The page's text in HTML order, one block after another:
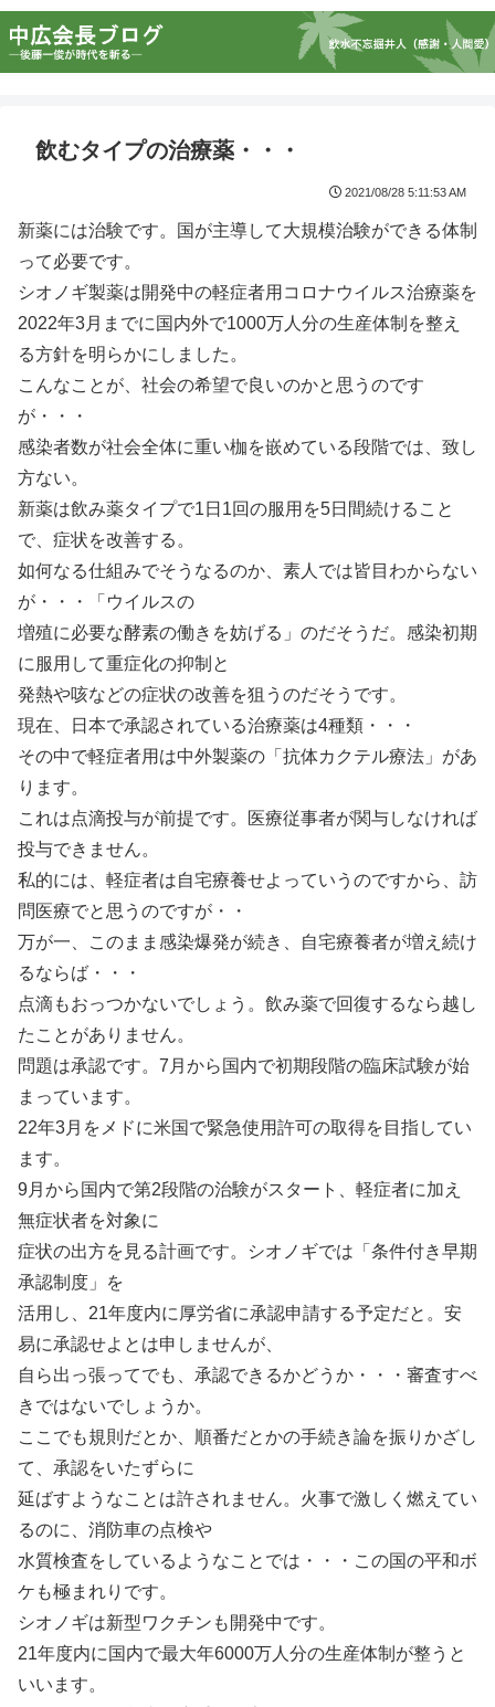
飲むタイプの治療薬・・・
2021/08/28 5:11:53 AM
新薬には治験です。国が主導して大規模治験ができる体制
って必要です。
シオノギ製薬は開発中の軽症者用コロナウイルス治療薬を
2022年3月までに国内外で1000万人分の生産体制を整え
る方針を明らかにしました。
こんなことが、社会の希望で良いのかと思うのです
が・・・
感染者数が社会全体に重い枷を嵌めている段階では、致し
方ない。
新薬は飲み薬タイプで1日1回の服用を5日間続けること
で、症状を改善する。
如何なる仕組みでそうなるのか、素人では皆目わからない
が・・・「ウイルスの
増殖に必要な酵素の働きを妨げる」のだそうだ。感染初期
に服用して重症化の抑制と
発熱や咳などの症状の改善を狙うのだそうです。
現在、日本で承認されている治療薬は4種類・・・
その中で軽症者用は中外製薬の「抗体カクテル療法」があ
ります。
これは点滴投与が前提です。医療従事者が関与しなければ
投与できません。
私的には、軽症者は自宅療養せよっていうのですから、訪
問医療でと思うのですが・・
万が一、このまま感染爆発が続き、自宅療養者が増え続け
るならば・・・
点滴もおっつかないでしょう。飲み薬で回復するなら越し
たことがありません。
問題は承認です。7月から国内で初期段階の臨床試験が始
まっています。
22年3月をメドに米国で緊急使用許可の取得を目指してい
ます。
9月から国内で第2段階の治験がスタート、軽症者に加え
無症状者を対象に
症状の出方を見る計画です。シオノギでは「条件付き早期
承認制度」を
活用し、21年度内に厚労省に承認申請する予定だと。安
易に承認せよとは申しませんが、
自ら出っ張ってでも、承認できるかどうか・・・審査すべ
きではないでしょうか。
ここでも規則だとか、順番だとかの手続き論を振りかざし
て、承認をいたずらに
延ばすようなことは許されません。火事で激しく燃えてい
るのに、消防車の点検や
水質検査をしているようなことでは・・・この国の平和ボ
ケも極まれりです。
シオノギは新型ワクチンも開発中です。
21年度内に国内で最大年6000万人分の生産体制が整うと
いいます。